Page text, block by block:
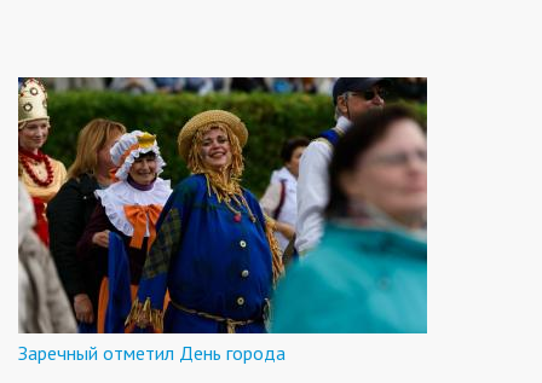
Заречный отметил День города